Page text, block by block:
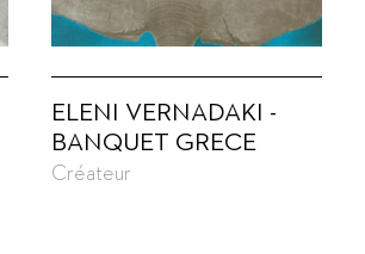
ELENI VERNADAKI -
BANQUET GRECE
Créateur